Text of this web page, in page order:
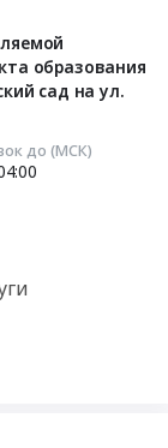
образования
сад на ул.
до (МСК)